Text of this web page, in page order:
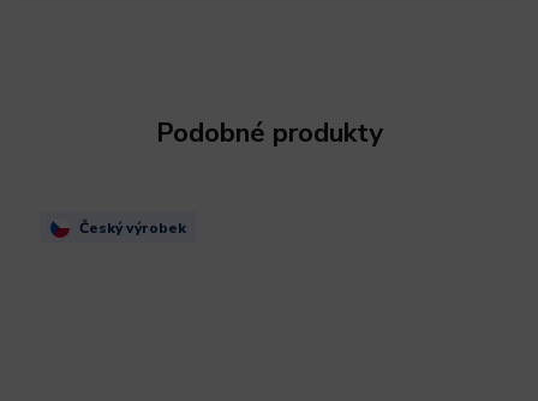
Podobné produkty
Český výrobek